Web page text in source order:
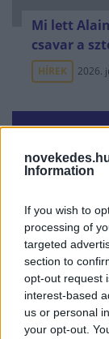
Information
If you wish to
processing of
targeted
section to
opt-out request
interest-based
us or personal
your opt-out.
Mi lett
csavar a
HÍREK 2026.
Utalvány
második
HÍREK 19 perce